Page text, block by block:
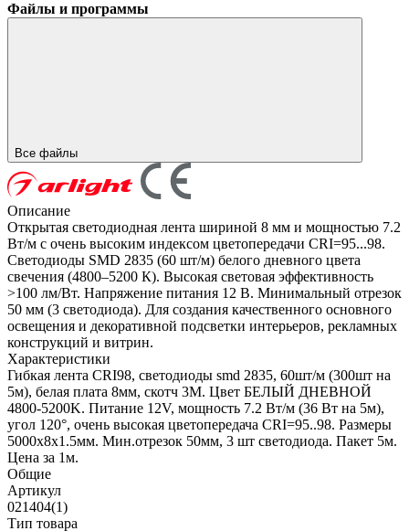
Файлы и программы
Все файлы
Описание
Открытая светодиодная лента шириной 8 мм и мощностью 7.2
Вт/м с очень высоким индексом цветопередачи CRI=95...98.
Светодиоды SMD 2835 (60 шт/м) белого дневного цвета
свечения (4800–5200 К). Высокая световая эффективность
>100 лм/Вт. Напряжение питания 12 В. Минимальный отрезок
50 мм (3 светодиода). Для создания качественного основного
освещения и декоративной подсветки интерьеров, рекламных
конструкций и витрин.
Характеристики
Гибкая лента CRI98, светодиоды smd 2835, 60шт/м (300шт на
5м), белая плата 8мм, скотч 3М. Цвет БЕЛЫЙ ДНЕВНОЙ
4800-5200K. Питание 12V, мощность 7.2 Вт/м (36 Вт на 5м),
угол 120°, очень высокая цветопередача CRI=95..98. Размеры
5000х8x1.5мм. Мин.отрезок 50мм, 3 шт светодиода. Пакет 5м.
Цена за 1м.
Общие
Артикул
021404(1)
Тип товара